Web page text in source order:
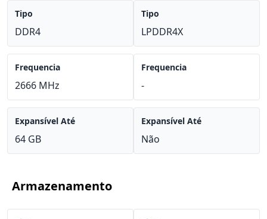
Tipo
DDR4
Frequencia
2666 MHz
Expansível Até
64 GB
Tipo
LPDDR4X
Frequencia
-
Expansível Até
Não
Armazenamento